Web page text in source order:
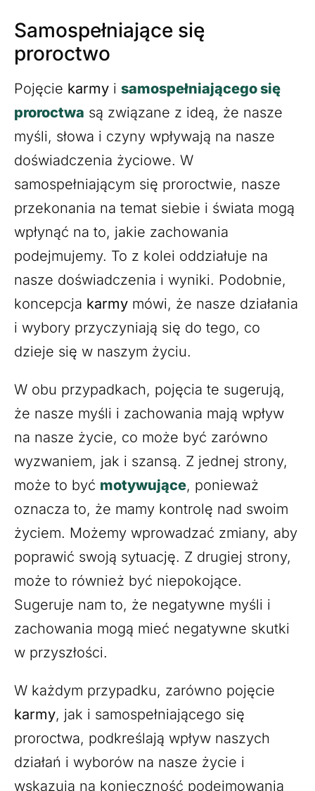
Samospełniające się
proroctwo
Pojęcie karmy i samospełniającego się
proroctwa są związane z ideą, że nasze
myśli, słowa i czyny wpływają na nasze
doświadczenia życiowe. W
samospełniającym się proroctwie, nasze
przekonania na temat siebie i świata mogą
wpłynąć na to, jakie zachowania
podejmujemy. To z kolei oddziałuje na
nasze doświadczenia i wyniki. Podobnie,
koncepcja karmy mówi, że nasze działania
i wybory przyczyniają się do tego, co
dzieje się w naszym życiu.
W obu przypadkach, pojęcia te sugerują,
że nasze myśli i zachowania mają wpływ
na nasze życie, co może być zarówno
wyzwaniem, jak i szansą. Z jednej strony,
może to być motywujące, ponieważ
oznacza to, że mamy kontrolę nad swoim
życiem. Możemy wprowadzać zmiany, aby
poprawić swoją sytuację. Z drugiej strony,
może to również być niepokojące.
Sugeruje nam to, że negatywne myśli i
zachowania mogą mieć negatywne skutki
w przyszłości.
W każdym przypadku, zarówno pojęcie
karmy, jak i samospełniającego się
proroctwa, podkreślają wpływ naszych
działań i wyborów na nasze życie i
wskazują na konieczność podejmowania